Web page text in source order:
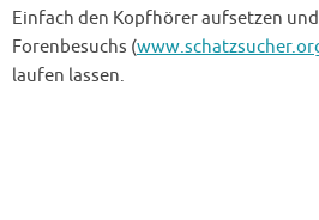
Einfach den Kopfhörer aufsetzen
Forenbesuchs (
laufen lassen.